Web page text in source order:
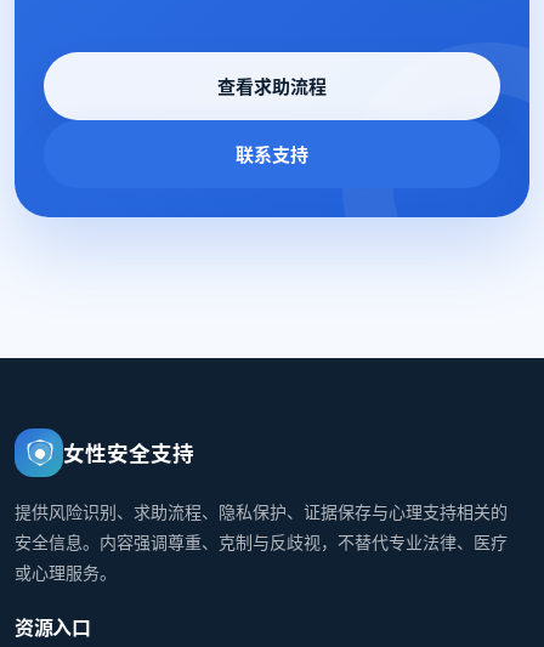
查看求助流程
联系支持
女性安全支持
提供风险识别、求助流程、隐私保护、证据保存与心理支持相关的
安全信息。内容强调尊重、克制与反歧视，不替代专业法律、医疗
或心理服务。
资源入口